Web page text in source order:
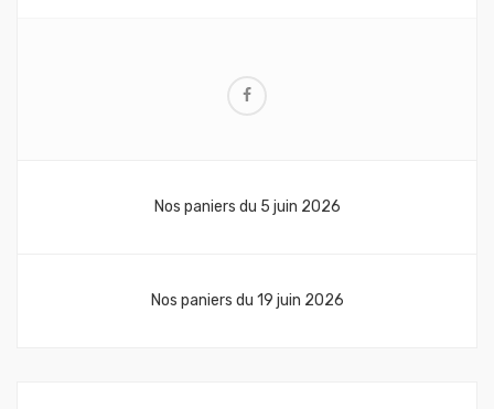
Nos paniers du 5 juin 2026
Nos paniers du 19 juin 2026